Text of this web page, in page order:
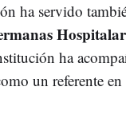
ha servido
ha
un referente